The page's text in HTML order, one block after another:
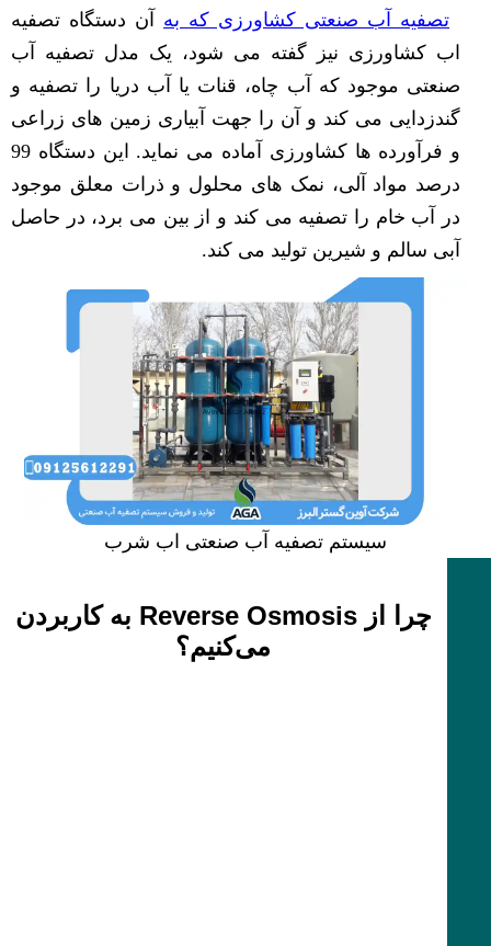
تصفیه آب صنعتی کشاورزی که به آن دستگاه تصفیه
اب کشاورزی نیز گفته می شود، یک مدل تصفیه آب
صنعتی موجود که آب چاه، قنات یا آب دریا را تصفیه و
گندزدایی می کند و آن را جهت آبیاری زمین های زراعی
و فرآورده ها کشاورزی آماده می نماید. این دستگاه 99
درصد مواد آلی، نمک های محلول و ذرات معلق موجود
در آب خام را تصفیه می کند و از بین می برد، در حاصل
آبی سالم و شیرین تولید می کند.
سیستم تصفیه آب صنعتی اب شرب
چرا از Reverse Osmosis به کاربردن
می‌کنیم؟